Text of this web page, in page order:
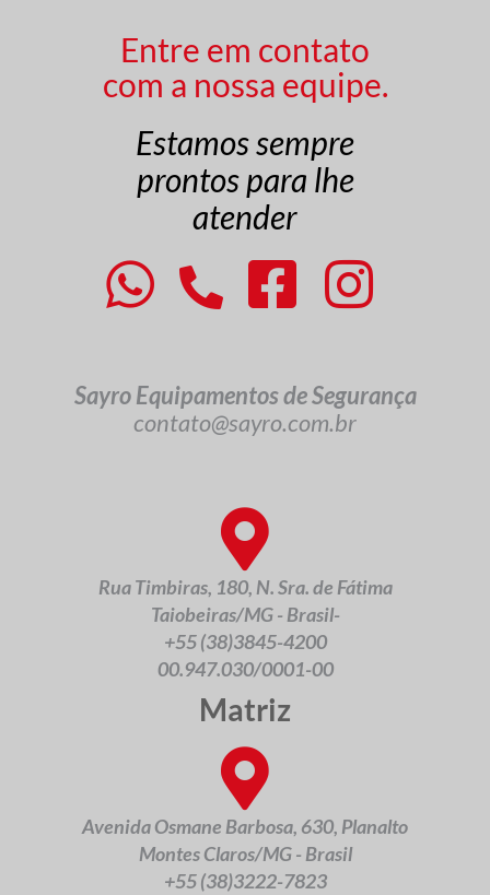
Entre em contato
com a nossa equipe.
Estamos sempre
prontos para lhe
atender
Sayro Equipamentos de Segurança
contato@sayro.com.br
Rua Timbiras, 180, N. Sra. de Fátima
Taiobeiras/MG - Brasil-
+55 (38)3845-4200
00.947.030/0001-00
Matriz
Avenida Osmane Barbosa, 630, Planalto
Montes Claros/MG - Brasil
+55 (38)3222-7823